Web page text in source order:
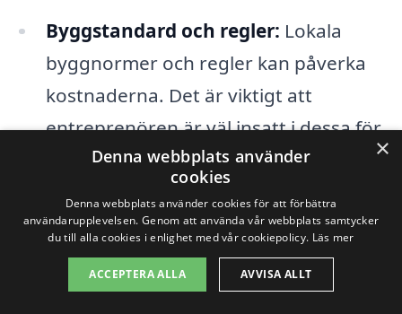
Byggstandard och regler: Lokala
byggnormer och regler kan påverka
kostnaderna. Det är viktigt att
entreprenören är väl insatt i dessa för
att undvika oväntade kostnader.
Tid för genomförande:En snabbare
tidsplan kan ibland innebära högre
kostnader på grund av behovet av fler
×
Denna webbplats använder
cookies
Denna webbplats använder cookies för att förbättra
användarupplevelsen. Genom att använda vår webbplats samtycker
du till alla cookies i enlighet med vår cookiepolicy. Läs mer
ACCEPTERA ALLA AVVISA ALLT